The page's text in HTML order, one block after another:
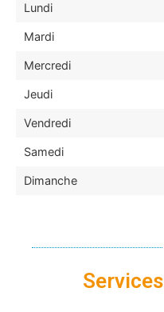
Lundi
Mardi
Mercredi
Jeudi
Vendredi
Samedi
Dimanche
Services